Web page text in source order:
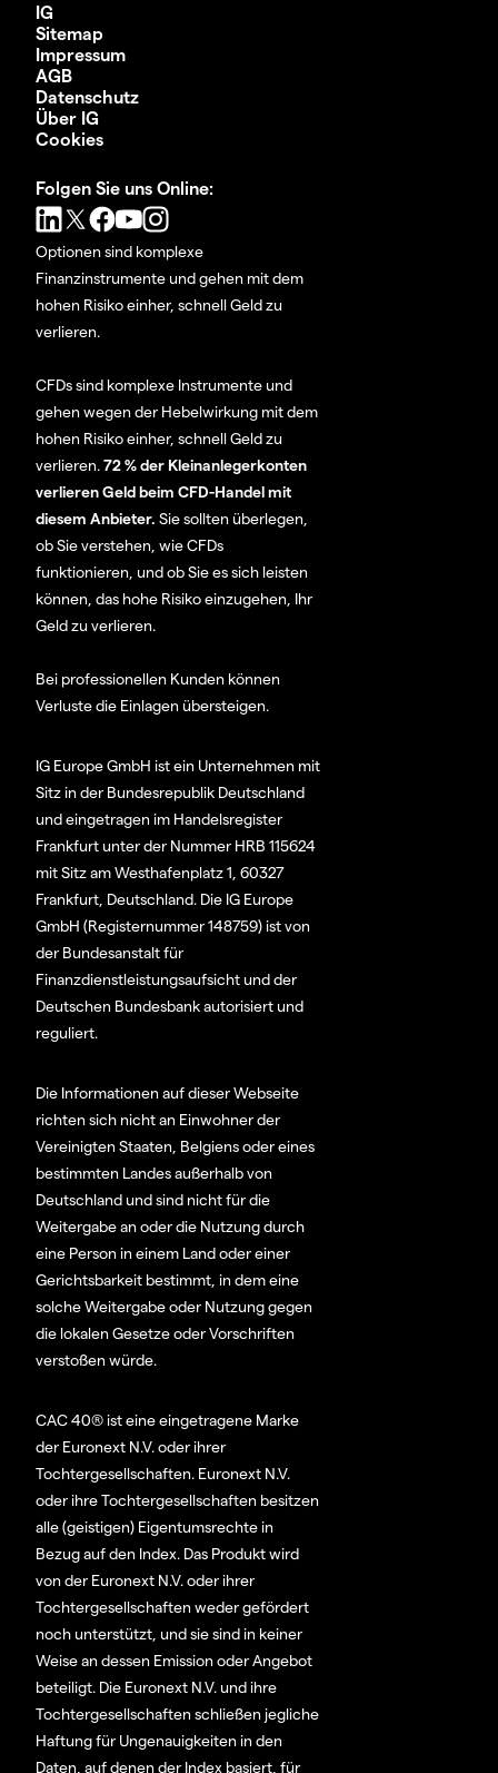
IG
Sitemap
Impressum
AGB
Datenschutz
Über IG
Cookies
Folgen Sie uns Online:
Optionen sind komplexe
Finanzinstrumente und gehen mit dem
hohen Risiko einher, schnell Geld zu
verlieren.
CFDs sind komplexe Instrumente und
gehen wegen der Hebelwirkung mit dem
hohen Risiko einher, schnell Geld zu
verlieren.72 % der Kleinanlegerkonten
verlieren Geld beim CFD-Handel mit
diesem Anbieter. Sie sollten überlegen,
ob Sie verstehen, wie CFDs
funktionieren, und ob Sie es sich leisten
können, das hohe Risiko einzugehen, Ihr
Geld zu verlieren.
Bei professionellen Kunden können
Verluste die Einlagen übersteigen.
IG Europe GmbH ist ein Unternehmen mit
Sitz in der Bundesrepublik Deutschland
und eingetragen im Handelsregister
Frankfurt unter der Nummer HRB 115624
mit Sitz am Westhafenplatz 1, 60327
Frankfurt, Deutschland. Die IG Europe
GmbH (Registernummer 148759) ist von
der Bundesanstalt für
Finanzdienstleistungsaufsicht und der
Deutschen Bundesbank autorisiert und
reguliert.
Die Informationen auf dieser Webseite
richten sich nicht an Einwohner der
Vereinigten Staaten, Belgiens oder eines
bestimmten Landes außerhalb von
Deutschland und sind nicht für die
Weitergabe an oder die Nutzung durch
eine Person in einem Land oder einer
Gerichtsbarkeit bestimmt, in dem eine
solche Weitergabe oder Nutzung gegen
die lokalen Gesetze oder Vorschriften
verstoßen würde.
CAC 40® ist eine eingetragene Marke
der Euronext N.V. oder ihrer
Tochtergesellschaften. Euronext N.V.
oder ihre Tochtergesellschaften besitzen
alle (geistigen) Eigentumsrechte in
Bezug auf den Index. Das Produkt wird
von der Euronext N.V. oder ihrer
Tochtergesellschaften weder gefördert
noch unterstützt, und sie sind in keiner
Weise an dessen Emission oder Angebot
beteiligt. Die Euronext N.V. und ihre
Tochtergesellschaften schließen jegliche
Haftung für Ungenauigkeiten in den
Daten, auf denen der Index basiert, für